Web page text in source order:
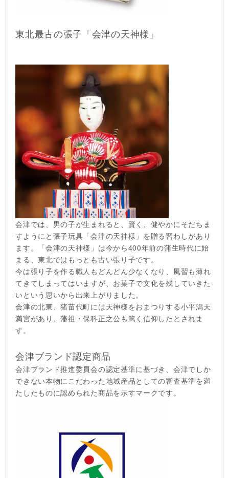
東北最古の張子「会津の天神様」
会津では、男の子が生まれると、賢く、健やかにそだちま
すようにと張子玩具「会津の天神様」を贈る習わしがあり
ます。「会津の天神様」は今から400年前の蒲生時代に始
まる、東北ではもっとも古い張り子です。
今は張り子を作る職人もどんどん少なくなり、風習も薄れ
てきてしまってはいますが、お菓子で文化を残していきた
いという思いから出来上がりました。
会津の北東、猪苗代町には天神様をおまつりする小平潟天
満宮があり、藩祖・保科正之公も篤く信仰したとされま
す。
会津ブランド認定商品
会津ブランド推進委員会の認定基準に基づき、会津でしか
できない本物にこだわった地域産品としての審査基準を満
たしたものに認められた商品を示すマークです。